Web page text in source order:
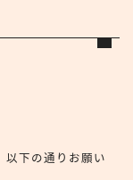
下の通りお願い